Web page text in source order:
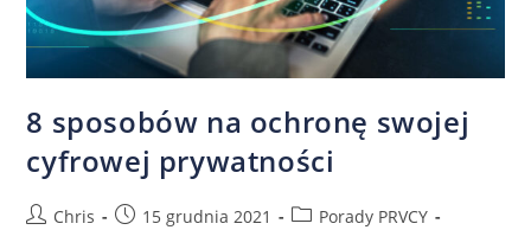
8 sposobów na ochronę swojej
cyfrowej prywatności
Chris 15 grudnia 2021
Porady PRVCY